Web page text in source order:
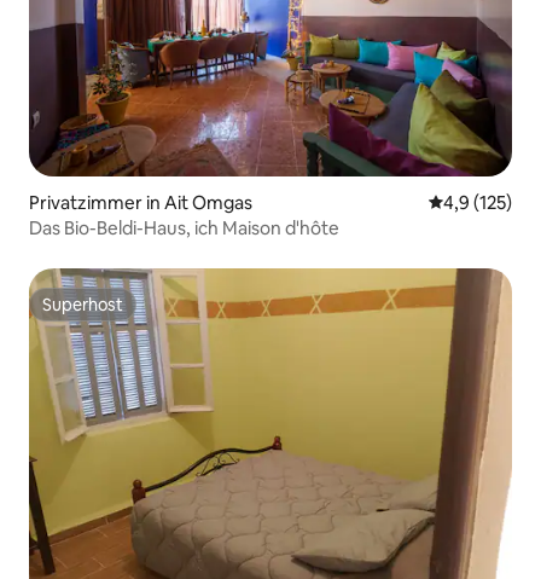
Privatzimmer in Ait Omgas
4,9 (125)
Das Bio-Beldi-Haus, ich Maison d'hôte
Superhost
Superhost